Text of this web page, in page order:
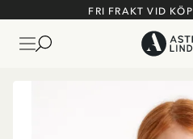
FRI FRAKT VID